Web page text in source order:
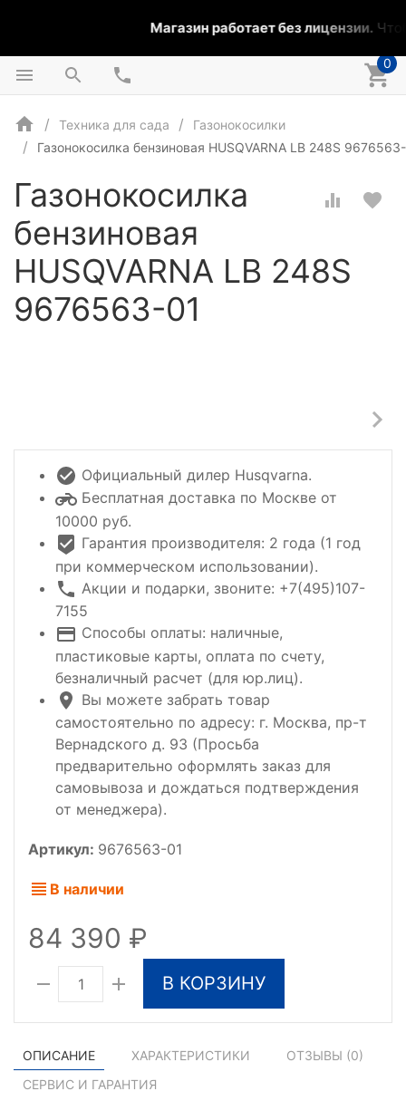
Магазин работает без лицензии.
0
Техника для сада
Газонокосилки
Газонокосилка бензиновая HUSQVARNA LB 248S
Газонокосилка
бензиновая
HUSQVARNA LB 248S
9676563-01
Официальный дилер Husqvarna.
Бесплатная доставка по Москве от
10000 руб.
Гарантия производителя: 2 года (1 год
при коммерческом использовании).
Акции и подарки, звоните: +7(495)107-
7155
Способы оплаты: наличные,
пластиковые карты, оплата по счету,
безналичный расчет (для юр.лиц).
Вы можете забрать товар
самостоятельно по адресу: г. Москва, пр-т
Вернадского д. 93 (Просьба
предварительно оформлять заказ для
самовывоза и дождаться подтверждения
от менеджера).
Артикул: 9676563-01
В наличии
84 390
В КОРЗИНУ
ОПИСАНИЕ ХАРАКТЕРИСТИКИ ОТЗЫВЫ (0)
СЕРВИС И ГАРАНТИЯ